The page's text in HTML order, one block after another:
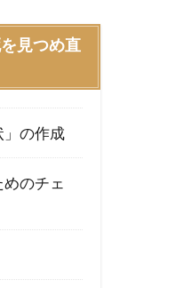
見つめ直
」の作成
のチェ